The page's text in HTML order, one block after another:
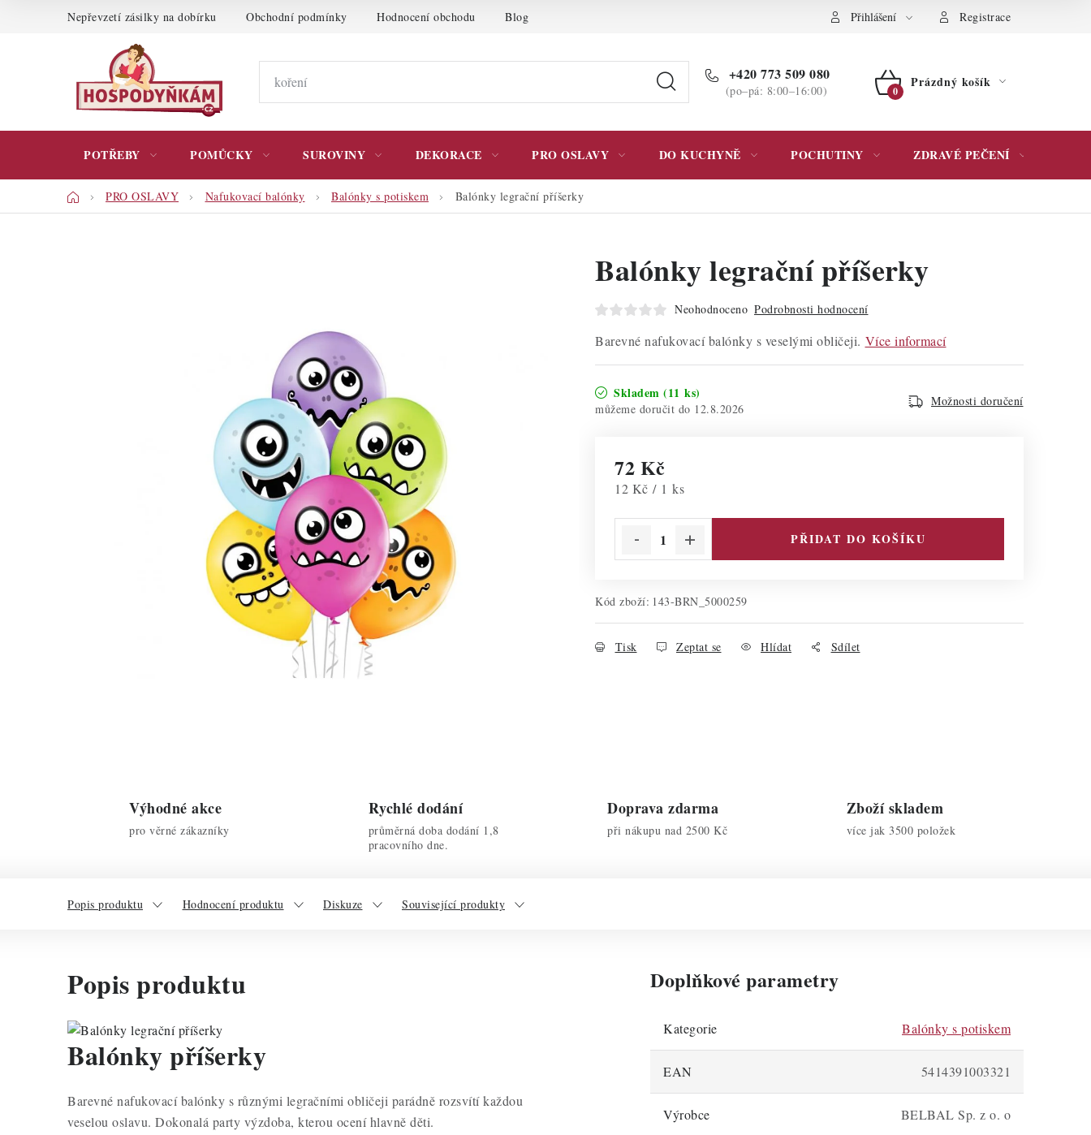
Nepřevzetí zásilky na dobírku Obchodní podmínky Hodnocení obchodu Blog Podmínky ochrany osobních údajů Přihlášení Registrace
+420 773 509 080
(po–pá: 8:00–16:00)
NÁKUPNÍ
Prázdný košík
POTŘEBY POMŮCKY SUROVINY DEKORACE PRO OSLAVY DO KUCHYNĚ POCHUTINY ZDRAVÉ PEČENÍ
DomůPRO OSLAVY Nafukovací balónky Balónky s potiskem Balónky legrační příšerky
Balónky legrační příšerky
Neohodnoceno Podrobnosti hodnocení
Barevné nafukovací balónky s veselými obličeji. Více informací
Skladem (11 ks)
12.8.2026
Možnosti doručení
72 Kč
Měrná cena:
12 Kč / 1 ks
PŘIDAT DO KOŠÍKU
Kód zboží: 143-BRN_5000259
Tisk Zeptat se Hlídat Sdílet
Výhodné akce
pro věrné zákazníky
Rychlé dodání
průměrná doba dodání 1,8
pracovního dne.
Doprava zdarma
při nákupu nad 2500 Kč
Zboží skladem
více jak 3500 položek
Popis produktu Hodnocení produktu Diskuze Související produkty
Popis produktu
Balónky příšerky
Barevné nafukovací balónky s různými legračními obličeji parádně rozsvítí každou
veselou oslavu. Dokonalá party výzdoba, kterou ocení hlavně děti.
Doplňkové parametry
Kategorie Balónky s potiskem
EAN 5414391003321
Výrobce BELBAL Sp. z o. o